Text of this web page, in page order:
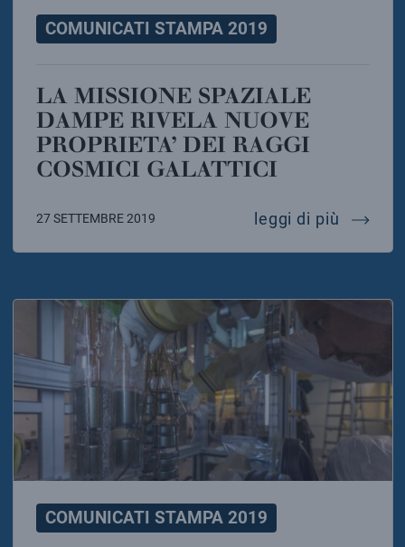
COMUNICATI STAMPA 2019
LA MISSIONE SPAZIALE
DAMPE RIVELA NUOVE
PROPRIETA’ DEI RAGGI
COSMICI GALATTICI
27 SETTEMBRE 2019 leggi di più la
COMUNICATI STAMPA 2019